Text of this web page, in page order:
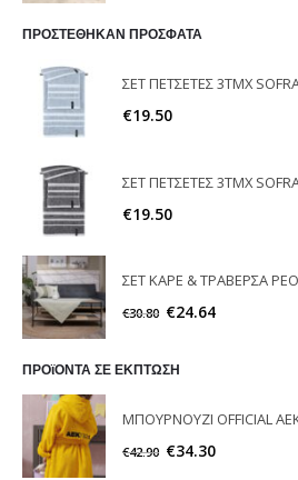
ΠΡΟΣΤΕΘΗΚΑΝ ΠΡΟΣΦΑΤΑ
ΣΕΤ ΠΕΤΣΕΤΕΣ 3ΤΜΧ
€19.50
€19.50
€30.80 €24.64
ΠΡΟϊΟΝΤΑ ΣΕ ΕΚΠΤΩΣΗ
ΜΠΟΥΡΝΟΥΖΙ OFFICIAL
€42.90 €34.30